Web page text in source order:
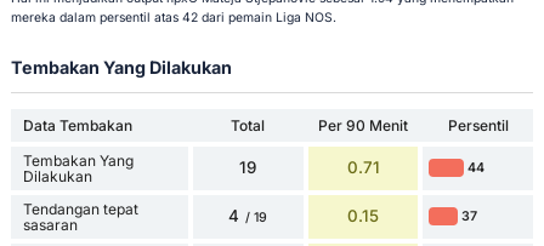
mereka dalam persentil atas 42 dari pemain Liga NOS.
Tembakan Yang Dilakukan
Data Tembakan Total Per 90 Menit
Persentil
Tembakan Yang
Dilakukan
19 0.71 44
Tendangan tepat
sasaran
4 / 19 0.15 37